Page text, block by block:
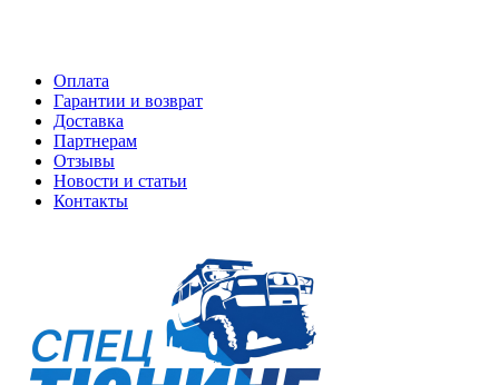
Оплата
Гарантии и возврат
Доставка
Партнерам
Отзывы
Новости и статьи
Контакты